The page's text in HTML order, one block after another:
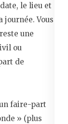
le lieu et
Vous
une
ou
de
faire-part
» (plus